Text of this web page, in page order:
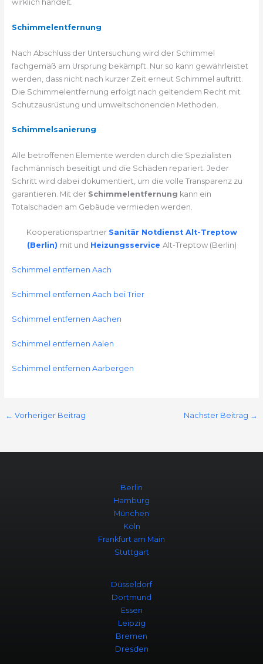
wirklich handelt.
Schimmelentfernung
Nach Abschluss der Untersuchung wird der Schimmel
fachgemäß am Ursprung bekämpft. Nur so kann gewährleistet
werden, dass nicht nach kurzer Zeit erneut Schimmel auftritt.
Die Schimmelentfernung erfolgt nach geltendem Recht mit
Schutzausrüstung und umweltschonenden Methoden.
Schimmelsanierung
Alle betroffenen Elemente werden durch die Spezialisten
fachmännisch beseitigt und die Schäden repariert. Jeder
Schritt wird dabei dokumentiert, um die volle Transparenz zu
garantieren. Mit der Schimmelentfernung kann ein
Totalschaden am Gebäude vermieden werden.
Kooperationspartner Sanitär Notdienst Alt-Treptow
(Berlin) mit und Heizungsservice Alt-Treptow (Berlin)
Schimmel entfernen Aach
Schimmel entfernen Aach bei Trier
Schimmel entfernen Aachen
Schimmel entfernen Aalen
Schimmel entfernen Aarbergen
← Vorheriger Beitrag Nächster Beitrag →
Berlin
Hamburg
München
Köln
Frankfurt am Main
Stuttgart
Düsseldorf
Dortmund
Essen
Leipzig
Bremen
Dresden